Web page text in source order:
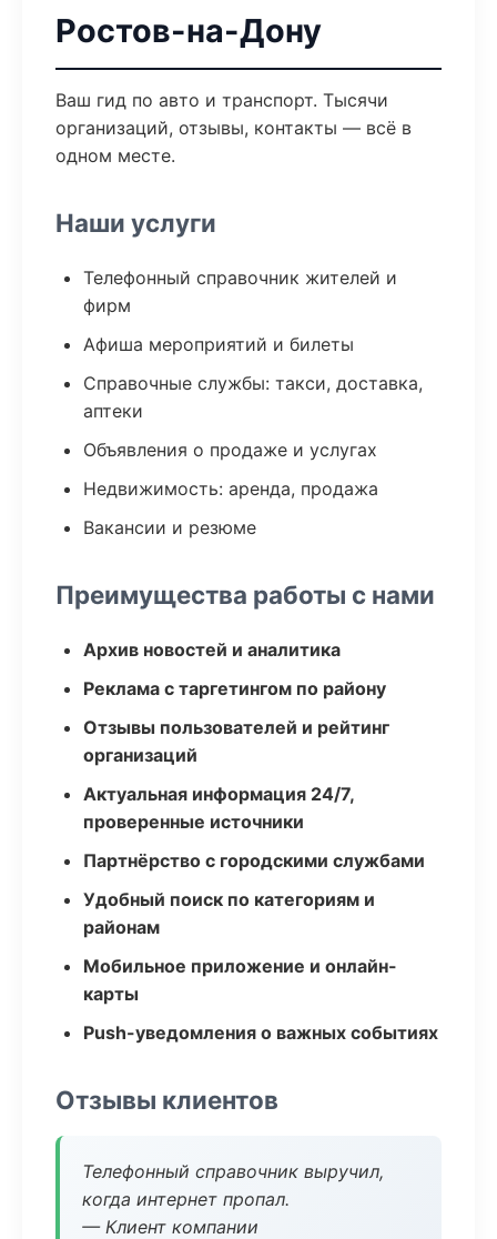
Ростов-на-Дону
Ваш гид по авто и транспорт. Тысячи
организаций, отзывы, контакты — всё в
одном месте.
Наши услуги
Телефонный справочник жителей и
фирм
Афиша мероприятий и билеты
Справочные службы: такси, доставка,
аптеки
Объявления о продаже и услугах
Недвижимость: аренда, продажа
Вакансии и резюме
Преимущества работы с нами
Архив новостей и аналитика
Реклама с таргетингом по району
Отзывы пользователей и рейтинг
организаций
Актуальная информация 24/7,
проверенные источники
Партнёрство с городскими службами
Удобный поиск по категориям и
районам
Мобильное приложение и онлайн-
карты
Push-уведомления о важных событиях
Отзывы клиентов
Телефонный справочник выручил,
когда интернет пропал.
— Клиент компании